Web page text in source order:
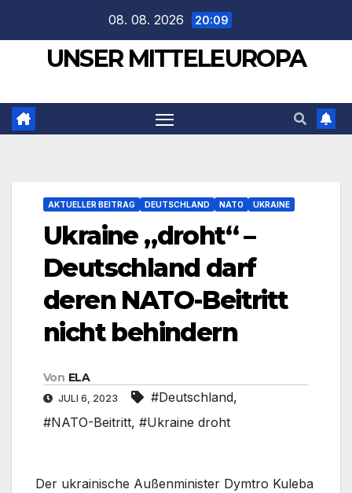
springen
08. 08. 2026 20:09
UNSER MITTELEUROPA
AKTUELLER BEITRAG DEUTSCHLAND NATO UKRAINE
Ukraine „droht“ –
Deutschland darf
deren NATO-Beitritt
nicht behindern
Von ELA
JULI 6, 2023 #Deutschland,
#NATO-Beitritt, #Ukraine droht
Der ukrainische Außenminister Dymtro Kuleba